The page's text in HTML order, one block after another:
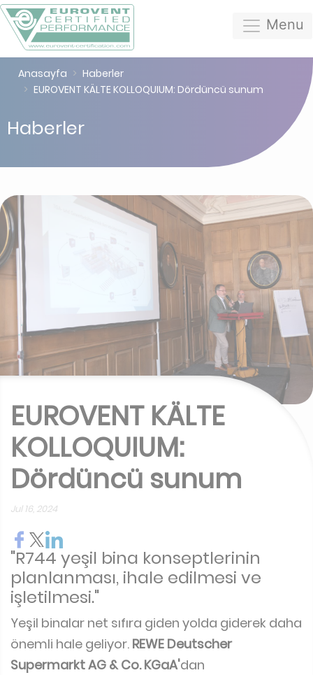
Menu
Anasayfa
Haberler
EUROVENT KÄLTE KOLLOQUIUM: Dördüncü sunum
Haberler
EUROVENT KÄLTE
KOLLOQUIUM:
Dördüncü sunum
Jul 16, 2024
"R744 yeşil bina konseptlerinin
planlanması, ihale edilmesi ve
işletilmesi."
Yeşil binalar net sıfıra giden yolda giderek daha
önemli hale geliyor. REWE Deutscher
Supermarkt AG & Co. KGaA'dan